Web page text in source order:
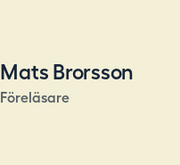
Mats Brorsson
Föreläsare